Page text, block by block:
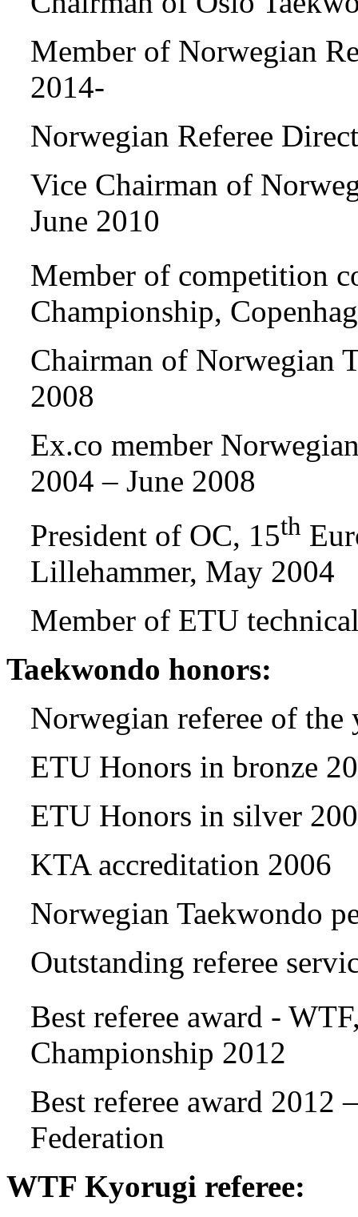
Member of Norwegian
2014-
Norwegian Referee
Vice Chairman of
June 2010
Member of competition
Championship,
Chairman of Norwegian
2008
Ex.co member
2004 – June 2008
President of OC, 15th
Lillehammer, May 2004
Member of ETU
Taekwondo honors:
Norwegian referee of the
ETU Honors in bronze
ETU Honors in silver
KTA accreditation 2006
Norwegian Taekwondo
Outstanding referee
Best referee award -
Championship 2012
Best referee award 2012
Federation
WTF Kyorugi referee: